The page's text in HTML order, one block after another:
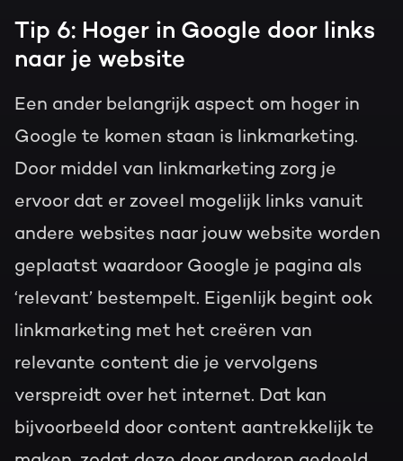
Tip 6: Hoger in Google door links
naar je website
Een ander belangrijk aspect om hoger in
Google te komen staan is linkmarketing.
Door middel van linkmarketing zorg je
ervoor dat er zoveel mogelijk links vanuit
andere websites naar jouw website worden
geplaatst waardoor Google je pagina als
‘relevant’ bestempelt. Eigenlijk begint ook
linkmarketing met het creëren van
relevante content die je vervolgens
verspreidt over het internet. Dat kan
bijvoorbeeld door content aantrekkelijk te